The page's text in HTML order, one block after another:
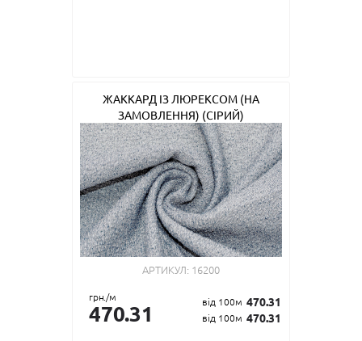
ЖАККАРД ІЗ ЛЮРЕКСОМ (НА
ЗАМОВЛЕННЯ) (СІРИЙ)
АРТИКУЛ: 16200
грн./м
470.31 від 100м 470.31
від 100м 470.31